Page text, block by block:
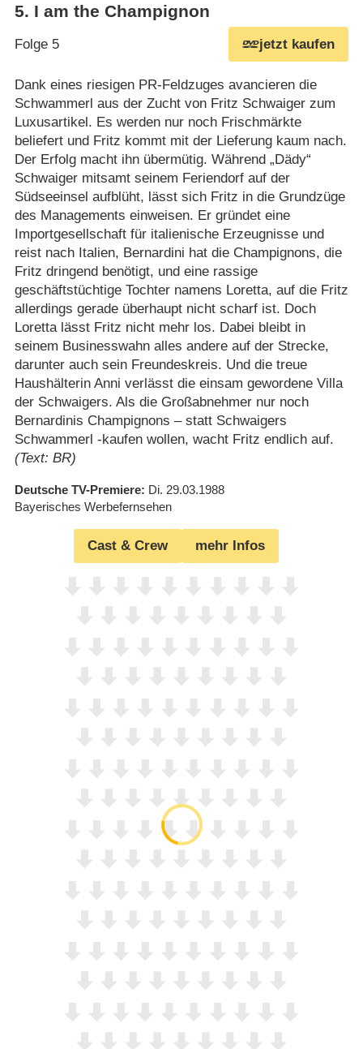
5. I am the Champignon
Folge 5 jetzt kaufen
Dank eines riesigen PR-Feldzuges avancieren die
Schwammerl aus der Zucht von Fritz Schwaiger zum
Luxusartikel. Es werden nur noch Frischmärkte
beliefert und Fritz kommt mit der Lieferung kaum nach.
Der Erfolg macht ihn übermütig. Während „Dädy“
Schwaiger mitsamt seinem Feriendorf auf der
Südseeinsel aufblüht, lässt sich Fritz in die Grundzüge
des Managements einweisen. Er gründet eine
Importgesellschaft für italienische Erzeugnisse und
reist nach Italien, Bernardini hat die Champignons, die
Fritz dringend benötigt, und eine rassige
geschäftstüchtige Tochter namens Loretta, auf die Fritz
allerdings gerade überhaupt nicht scharf ist. Doch
Loretta lässt Fritz nicht mehr los. Dabei bleibt in
seinem Businesswahn alles andere auf der Strecke,
darunter auch sein Freundeskreis. Und die treue
Haushälterin Anni verlässt die einsam gewordene Villa
der Schwaigers. Als die Großabnehmer nur noch
Bernardinis Champignons – statt Schwaigers
Schwammerl -kaufen wollen, wacht Fritz endlich auf.
(Text: BR)
Deutsche TV-Premiere Di. 29.03.1988
Bayerisches Werbefernsehen
Cast & Crew mehr Infos